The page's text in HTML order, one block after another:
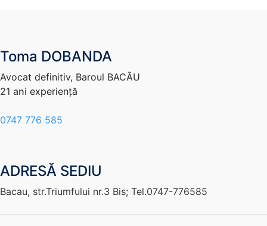
Toma DOBANDA
Avocat definitiv, Baroul BACĂU
21 ani experiență
0747 776 585
ADRESĂ SEDIU
Bacau, str.Triumfului nr.3 Bis; Tel.0747-776585